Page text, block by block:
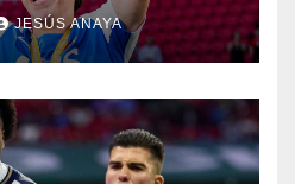
JESÚS ANAYA